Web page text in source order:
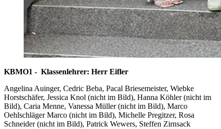
KBMO1 - Klassenlehrer: Herr Eifler
Angelina Auinger, Cedric Beba, Pacal Briesemeister, Wiebke
Horstschäfer, Jessica Knol (nicht im Bild), Hanna Köhler (nicht im
Bild), Caria Menne, Vanessa Müller (nicht im Bild), Marco
Oehlschläger Marco (nicht im Bild), Michelle Pregitzer, Rosa
Schneider (nicht im Bild), Patrick Wewers, Steffen Zirnsack